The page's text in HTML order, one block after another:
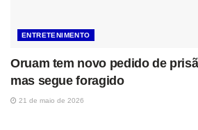
ENTRETENIMENTO
Oruam tem novo pedido de
mas segue foragido
21 de maio de 2026